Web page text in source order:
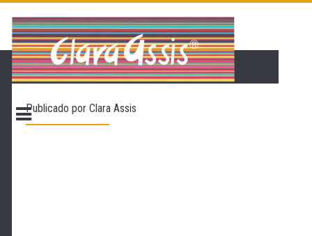
PÁGINA INICIAL
LOJA VIRTUAL
CONTATO
Publicado porClara Assis